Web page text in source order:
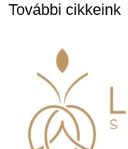
További cikkeink